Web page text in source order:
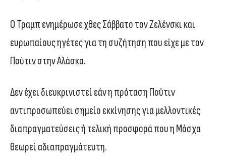
Ο Τραμπ ενημέρωσε χθες Σάββατο τον Ζελένσκι και
ευρωπαίους ηγέτες για τη συζήτηση που είχε με τον
Πούτιν στην Αλάσκα.
Δεν έχει διευκρινιστεί εάν η πρόταση Πούτιν
αντιπροσωπεύει σημείο εκκίνησης για μελλοντικές
διαπραγματεύσεις ή τελική προσφορά που η Μόσχα
θεωρεί αδιαπραγμάτευτη.